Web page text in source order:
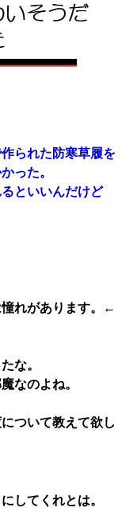
られた防寒草履を
った。
といいんだけど
れがあります。←
な。
なのよね。
ついて教えて欲し
してくれとは。